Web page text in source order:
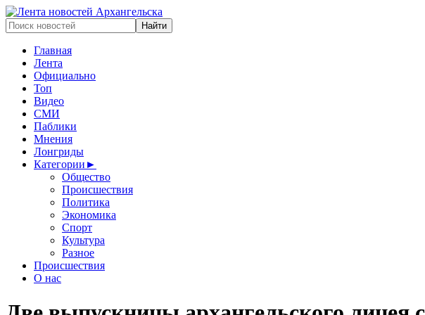
Главная
Лента
Официально
Топ
Видео
СМИ
Паблики
Мнения
Лонгриды
Категории ►
Общество
Происшествия
Политика
Экономика
Спорт
Культура
Разное
Происшествия
О нас